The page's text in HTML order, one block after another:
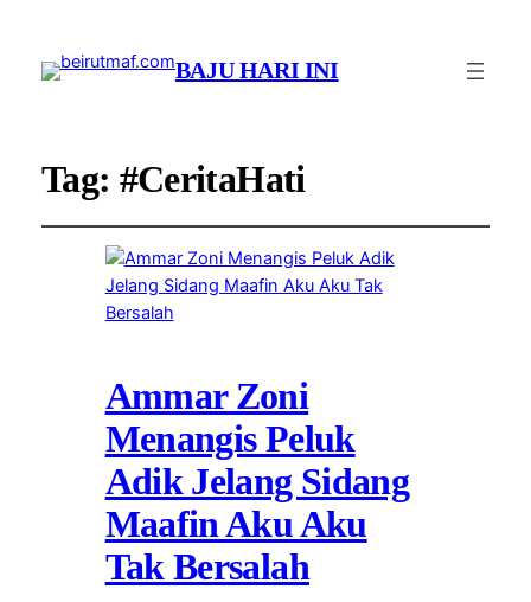
BAJU HARI INI
Tag: #CeritaHati
Ammar Zoni
Menangis Peluk
Adik Jelang Sidang
Maafin Aku Aku
Tak Bersalah